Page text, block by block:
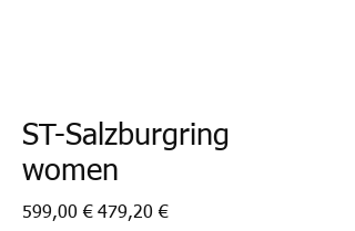
ST-Salzburgring
women
Ursprünglicher
Preis
599,00 € Angebotspreis
479,20 €